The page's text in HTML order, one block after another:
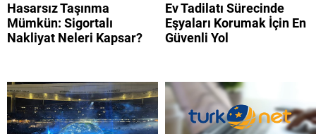
Hasarsız Taşınma
Mümkün: Sigortalı
Nakliyat Neleri Kapsar?
Ev Tadilatı Sürecinde
Eşyaları Korumak İçin En
Güvenli Yol